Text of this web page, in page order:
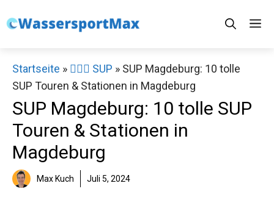
Inhalt
Startseite » 🏄‍♀️🛶 SUP » SUP Magdeburg: 10 tolle
SUP Touren & Stationen in Magdeburg
SUP Magdeburg: 10 tolle SUP
Touren & Stationen in
Magdeburg
Max Kuch Juli 5, 2024